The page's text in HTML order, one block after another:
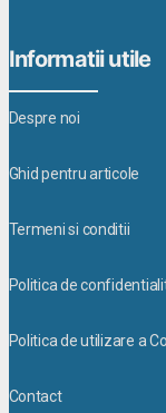
Informatii utile
Despre noi
Ghid pentru articole
Termeni si conditii
Politica de
Politica de utilizare a
Contact